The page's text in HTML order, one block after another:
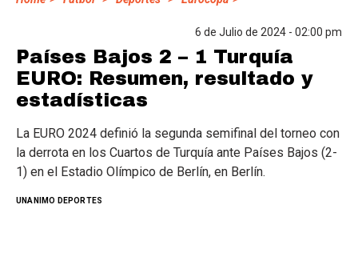
6 de Julio de 2024 - 02:00 pm
Países Bajos 2 – 1 Turquía
EURO: Resumen, resultado y
estadísticas
La EURO 2024 definió la segunda semifinal del torneo con
la derrota en los Cuartos de Turquía ante Países Bajos (2-
1) en el Estadio Olímpico de Berlín, en Berlín.
UNANIMO DEPORTES